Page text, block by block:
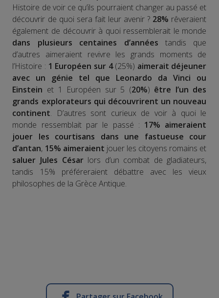
Histoire de voir ce qu’ils pourraient changer au passé et
découvrir de quoi sera fait leur avenir ? 28% rêveraient
également de découvrir à quoi ressemblerait le monde
dans plusieurs centaines d’annéestandis que
d’autres aimeraient revivre les grands moments de
l’Histoire : 1 Européen sur 4(25%) aimerait déjeuner
avec un génie tel que Leonardo da Vinci ou
Einstein et 1 Européen sur 5 (20%) être l’un des
grands explorateurs qui découvrirent un nouveau
continent. D’autres sont curieux de voir à quoi le
monde ressemblait par le passé : 17% aimeraient
jouer les courtisans dans une fastueuse cour
d’antan, 15% aimeraient jouer les citoyens romains et
saluer Jules Césarlors d’un combat de gladiateurs,
tandis 15% préféreraient débattre avec les vieux
philosophes de la Grèce Antique.